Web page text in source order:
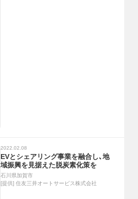
2022.02.08
EVとシェアリング事業を融合し、地
域振興を見据えた脱炭素化策を
石川県加賀市
[提供] 住友三井オートサービス株式会社